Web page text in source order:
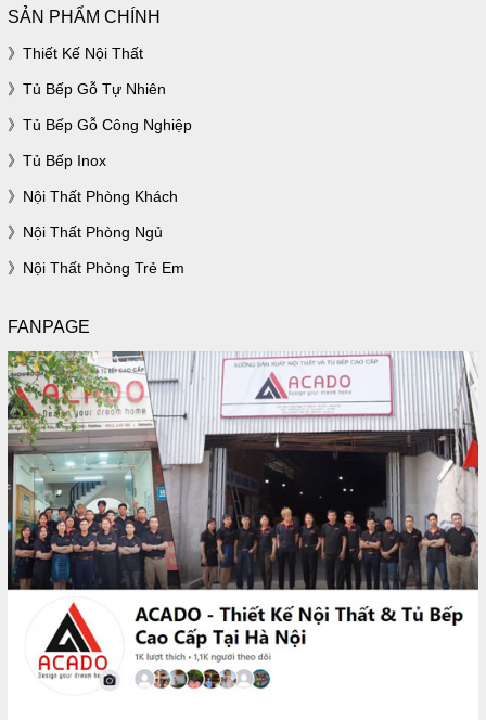
SẢN PHẨM CHÍNH
Thiết Kế Nội Thất
Tủ Bếp Gỗ Tự Nhiên
Tủ Bếp Gỗ Công Nghiệp
Tủ Bếp Inox
Nội Thất Phòng Khách
Nội Thất Phòng Ngủ
Nội Thất Phòng Trẻ Em
FANPAGE